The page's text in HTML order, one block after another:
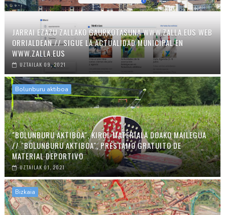
JARRAI EZAZU ZALLAKO GAURKOTASUNA WWW.ZALLA.EUS WEB
ORRIALDEAN // SIGUE LA ACTUALIDAD MUNICIPAL EN
WWW.ZALLA.EUS
UZTAILAK 09, 2021
Bolunburu aktiboa
"BOLUNBURU AKTIBOA", KIROL MATERIALA DOAKO MAILEGUA
// "BOLUNBURU AKTIBOA", PRÉSTAMO GRATUITO DE
MATERIAL DEPORTIVO
UZTAILAK 01, 2021
Bizkaia